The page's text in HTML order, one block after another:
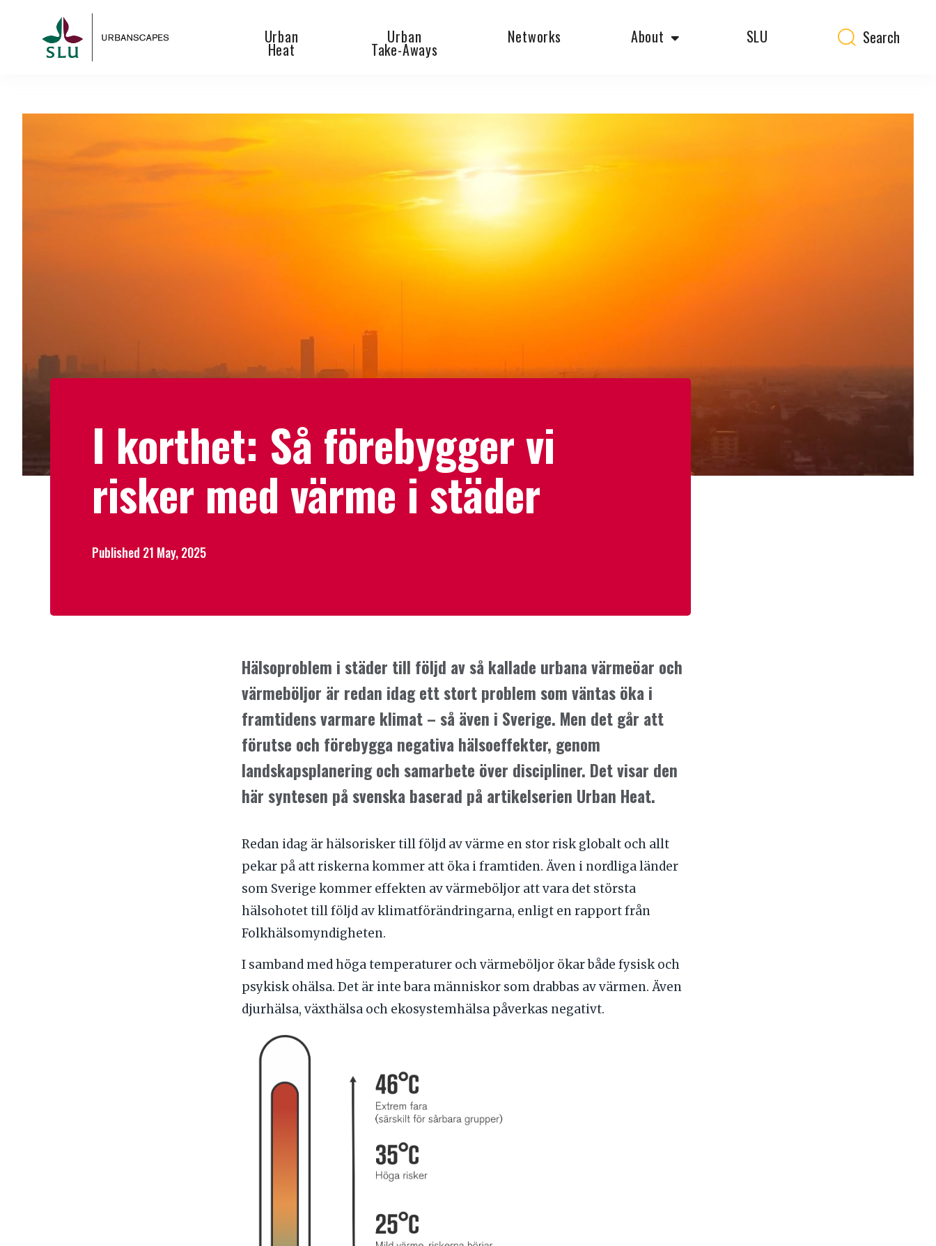
Urban
Heat
Urban
Take-Aways
Networks About SLU Search
I korthet: Så förebygger vi
risker med värme i städer
Published 21 May, 2025
Hälsoproblem i städer till följd av så kallade urbana värmeöar och
värmeböljor är redan idag ett stort problem som väntas öka i
framtidens varmare klimat – så även i Sverige. Men det går att
förutse och förebygga negativa hälsoeffekter, genom
landskapsplanering och samarbete över discipliner. Det visar den
här syntesen på svenska baserad på artikelserien Urban Heat.
Redan idag är hälsorisker till följd av värme en stor risk globalt och allt
pekar på att riskerna kommer att öka i framtiden. Även i nordliga länder
som Sverige kommer effekten av värmeböljor att vara det största
hälsohotet till följd av klimatförändringarna, enligt en rapport från
Folkhälsomyndigheten.
I samband med höga temperaturer och värmeböljor ökar både fysisk och
psykisk ohälsa. Det är inte bara människor som drabbas av värmen. Även
djurhälsa, växthälsa och ekosystemhälsa påverkas negativt.